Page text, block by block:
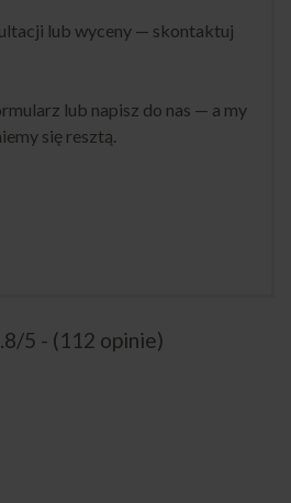
lub wyceny — skontaktuj
lub napisz do nas — a my
się resztą.
5 - (112 opinie)